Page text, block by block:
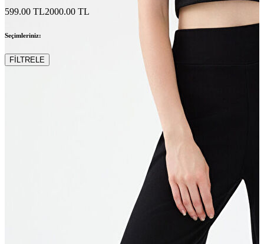
Giyim
599.00 TL2000.00 TL
Seçimleriniz:
FİLTRELE